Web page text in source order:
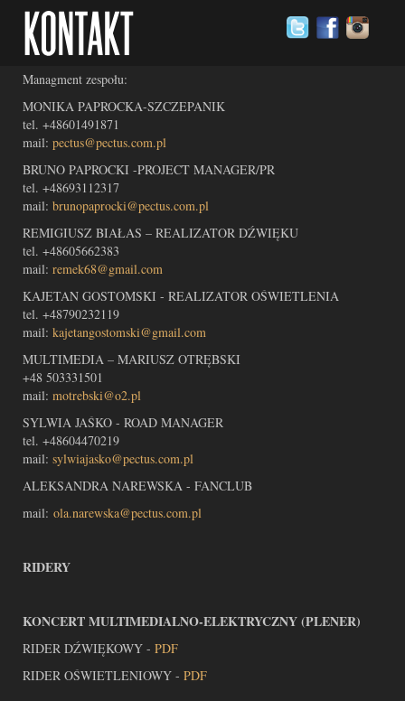
Managment zespołu:
MONIKA PAPROCKA-SZCZEPANIK
tel. +48601491871
mail: pectus@pectus.com.pl
BRUNO PAPROCKI -PROJECT MANAGER/PR
tel. +48693112317
mail: brunopaprocki@pectus.com.pl
REMIGIUSZ BIAŁAS – REALIZATOR DŹWIĘKU
tel. +48605662383
mail: remek68@gmail.com
KAJETAN GOSTOMSKI - REALIZATOR OŚWIETLENIA
tel. +48790232119
mail: kajetangostomski@gmail.com
MULTIMEDIA – MARIUSZ OTRĘBSKI
+48 503331501
mail: motrebski@o2.pl
SYLWIA JAŚKO - ROAD MANAGER
tel. +48604470219
mail: sylwiajasko@pectus.com.pl
ALEKSANDRA NAREWSKA - FANCLUB
mail: ola.narewska@pectus.com.pl
RIDERY
KONCERT MULTIMEDIALNO-ELEKTRYCZNY (PLENER)
RIDER DŹWIĘKOWY - PDF
RIDER OŚWIETLENIOWY - PDF